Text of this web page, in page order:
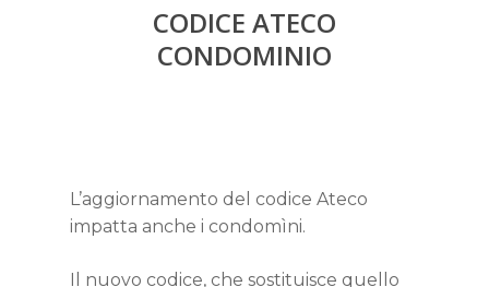
CODICE ATECO
CONDOMINIO
L’aggiornamento del codice Ateco
impatta anche i condomìni.
Il nuovo codice, che sostituisce quello